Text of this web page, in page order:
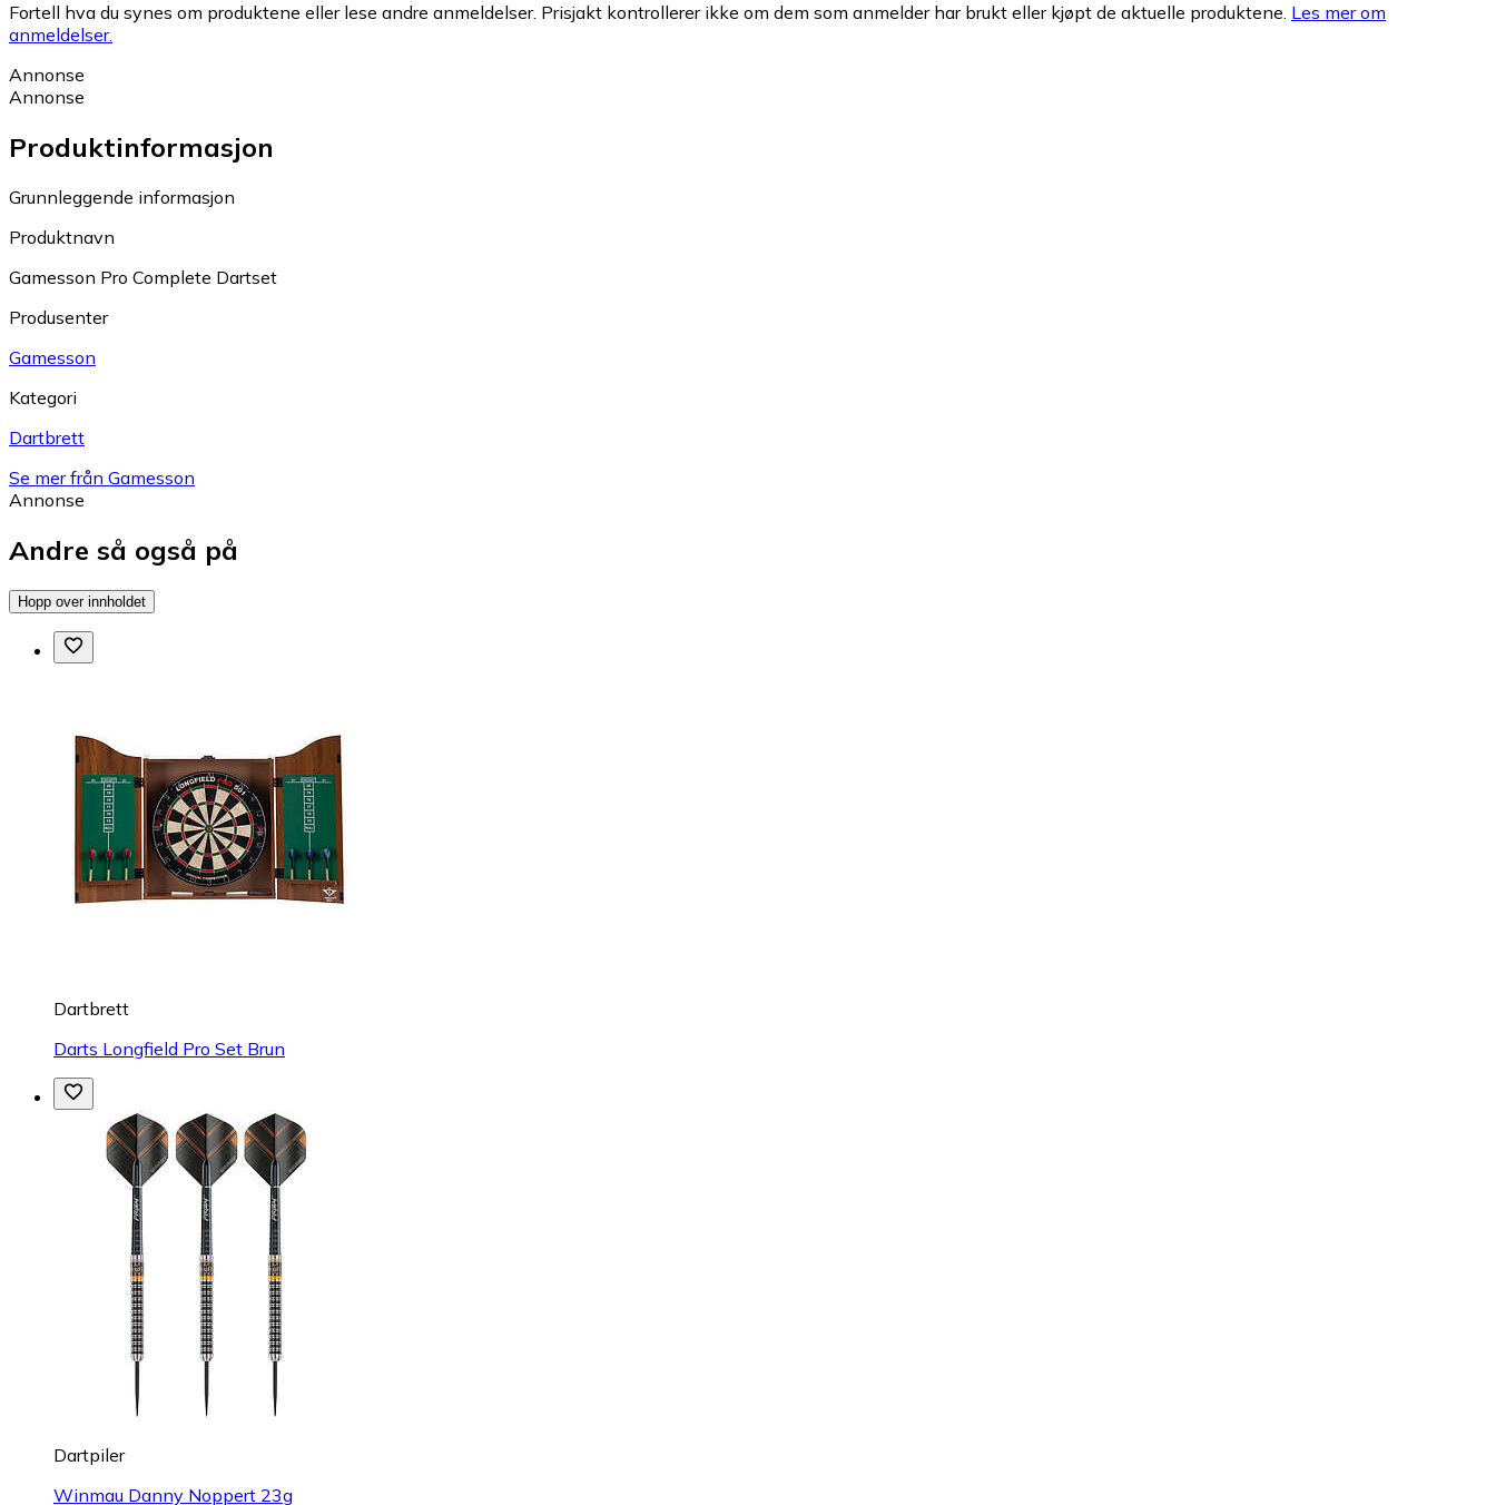
Fortell hva du synes om produktene eller lese andre anmeldelser. Prisjakt kontrollerer ikke om dem som anmelder har brukt eller kjøpt de aktuelle produktene. Les mer om
anmeldelser.
Annonse
Annonse
Produktinformasjon
Grunnleggende informasjon
Produktnavn
Gamesson Pro Complete Dartset
Produsenter
Gamesson
Kategori
Dartbrett
Se mer från Gamesson
Annonse
Andre så også på
Hopp over innholdet
Dartbrett
Darts Longfield Pro Set Brun
Dartpiler
Winmau Danny Noppert 23g